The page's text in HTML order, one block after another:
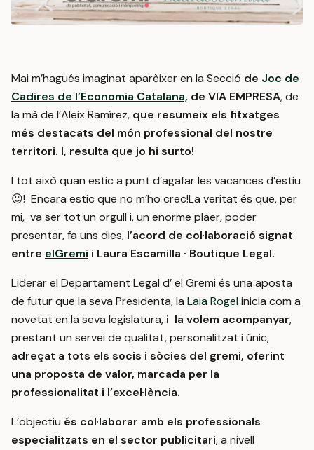
Mai m’hagués imaginat aparèixer en la Secció de Joc de
Cadires de l’Economia Catalana, de VIA EMPRESA, de
la mà de l’Aleix Ramírez, que resumeix els fitxatges
més destacats del món professional del nostre
territori. I, resulta que jo hi surto!
I tot això quan estic a punt d’agafar les vacances d’estiu
😉! Encara estic que no m’ho crec!La veritat és que, per
mi, va ser tot un orgull i, un enorme plaer, poder
presentar, fa uns dies, l’acord de col·laboració signat
entre elGremi i Laura Escamilla · Boutique Legal.
Liderar el Departament Legal d’ el Gremi és una aposta
de futur que la seva Presidenta, la Laia Rogelinicia com a
novetat en la seva legislatura, i la volem acompanyar,
prestant un servei de qualitat, personalitzat i únic,
adreçat a tots els socis i sòcies del gremi, oferint
una proposta de valor, marcada per la
professionalitat i l’excel·lència.
L’objectiu és col·laborar amb els professionals
especialitzats en el sector publicitari, a nivell